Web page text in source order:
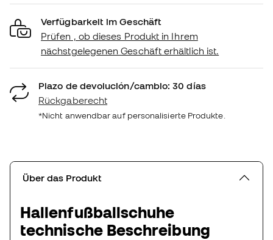
Verfügbarkeit im Geschäft
Prüfen , ob dieses Produkt in Ihrem
nächstgelegenen Geschäft erhältlich ist.
Plazo de devolución/cambio: 30 días
Rückgaberecht
*Nicht anwendbar auf personalisierte Produkte.
Über das Produkt
Hallenfußballschuhe
technische Beschreibung